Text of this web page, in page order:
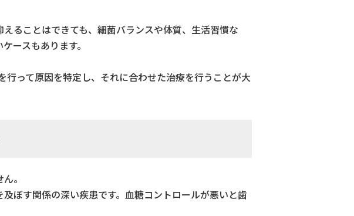
ることはできても、細菌バランスや体質、生活習慣な
ースもあります。
行って原因を特定し、それに合わせた治療を行うことが大
。
ぼす関係の深い疾患です。血糖コントロールが悪いと歯